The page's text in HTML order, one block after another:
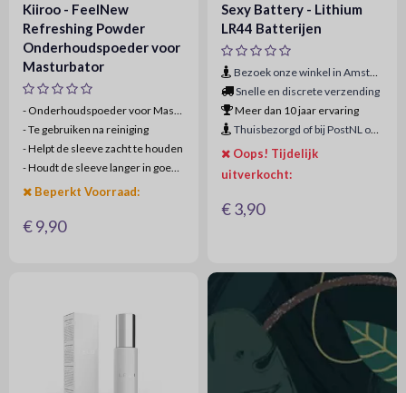
Kiiroo - FeelNew
Refreshing Powder
Onderhoudspoeder voor
Masturbator
- Onderhoudspoeder voor Masturbator/Sleeves
-Te gebruiken na reiniging
-Helpt de sleeve zacht te houden
-Houdt de sleeve langer in goede conditie
Beperkt Voorraad:
€ 9,90
Sexy Battery - Lithium
LR44 Batterijen
Bezoek onze winkel in Amsterdam
Snelle en discrete verzending
Meer dan 10 jaar ervaring
Thuisbezorgd of bij PostNL ophaalpunt
Oops! Tijdelijk
uitverkocht:
€ 3,90